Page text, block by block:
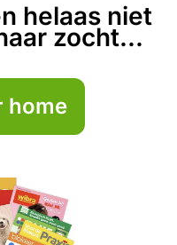
helaas niet
zocht...
home